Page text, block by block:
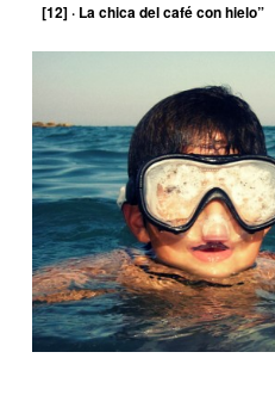
[12] · La chica del café con hielo”